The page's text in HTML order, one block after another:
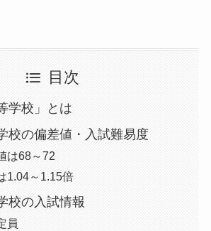
目次
学校」とは
校の偏差値・入試難易度
は68～72
1.04～1.15倍
校の入試情報
員